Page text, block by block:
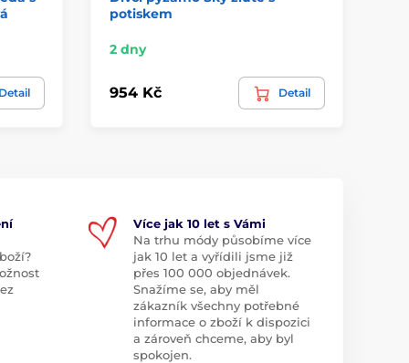
Detail
potiskem
2 dny
954 Kč Detail
Více jak 10 let s Vámi
Na trhu módy působíme více
jak 10 let a vyřídili jsme již
přes 100 000 objednávek.
Snažíme se, aby měl
zákazník všechny potřebné
informace o zboží k dispozici
a zároveň chceme, aby byl
spokojen.